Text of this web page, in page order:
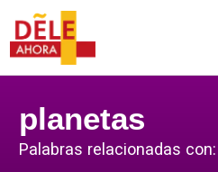
planetas
Palabras relacionadas